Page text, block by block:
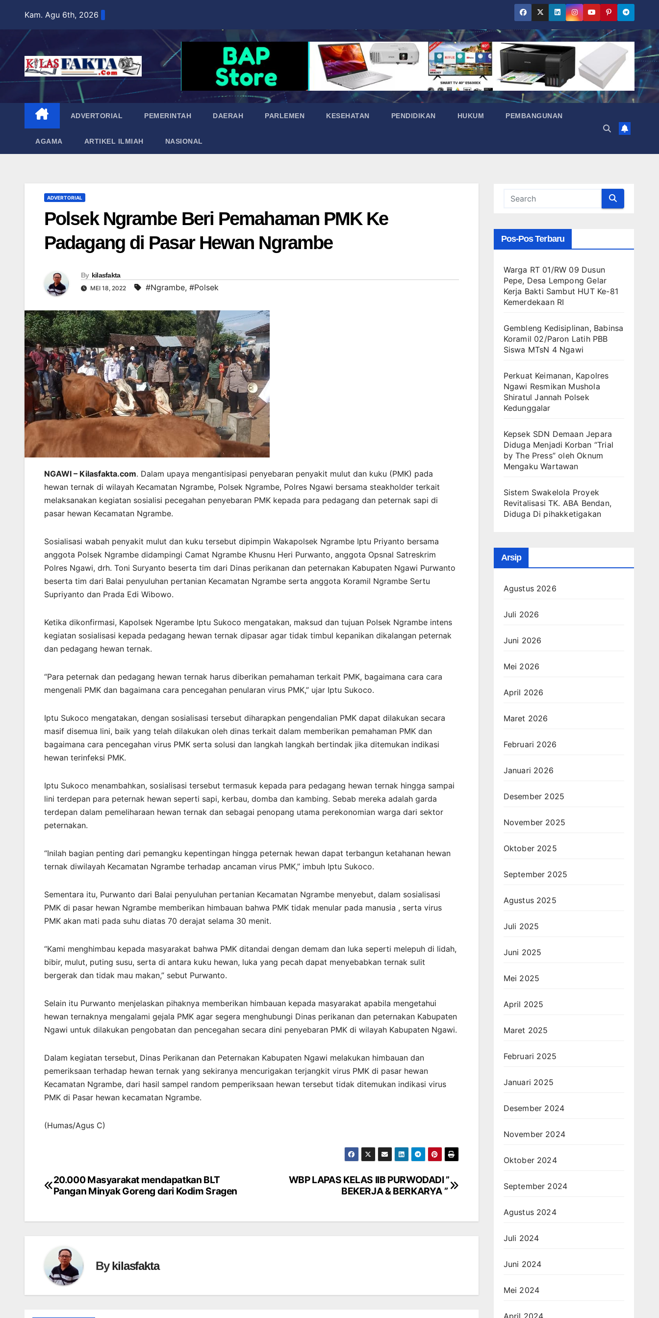
content
Kam. Agu 6th, 2026
ADVERTORIAL PEMERINTAH DAERAH PARLEMEN KESEHATAN PENDIDIKAN HUKUM PEMBANGUNAN
AGAMA ARTIKEL ILMIAH NASIONAL
ADVERTORIAL
Polsek Ngrambe Beri Pemahaman PMK Ke
Padagang di Pasar Hewan Ngrambe
By kilasfakta
MEI 18, 2022 #Ngrambe, #Polsek
NGAWI – Kilasfakta.com. Dalam upaya mengantisipasi penyebaran penyakit mulut dan kuku (PMK) pada
hewan ternak di wilayah Kecamatan Ngrambe, Polsek Ngrambe, Polres Ngawi bersama steakholder terkait
melaksanakan kegiatan sosialisi pecegahan penyebaran PMK kepada para pedagang dan peternak sapi di
pasar hewan Kecamatan Ngrambe.
Sosialisasi wabah penyakit mulut dan kuku tersebut dipimpin Wakapolsek Ngrambe Iptu Priyanto bersama
anggota Polsek Ngrambe didampingi Camat Ngrambe Khusnu Heri Purwanto, anggota Opsnal Satreskrim
Polres Ngawi, drh. Toni Suryanto beserta tim dari Dinas perikanan dan peternakan Kabupaten Ngawi Purwanto
beserta tim dari Balai penyuluhan pertanian Kecamatan Ngrambe serta anggota Koramil Ngrambe Sertu
Supriyanto dan Prada Edi Wibowo.
Ketika dikonfirmasi, Kapolsek Ngerambe Iptu Sukoco mengatakan, maksud dan tujuan Polsek Ngrambe intens
kegiatan sosialisasi kepada pedagang hewan ternak dipasar agar tidak timbul kepanikan dikalangan peternak
dan pedagang hewan ternak.
“Para peternak dan pedagang hewan ternak harus diberikan pemahaman terkait PMK, bagaimana cara cara
mengenali PMK dan bagaimana cara pencegahan penularan virus PMK,” ujar Iptu Sukoco.
Iptu Sukoco mengatakan, dengan sosialisasi tersebut diharapkan pengendalian PMK dapat dilakukan secara
masif disemua lini, baik yang telah dilakukan oleh dinas terkait dalam memberikan pemahaman PMK dan
bagaimana cara pencegahan virus PMK serta solusi dan langkah langkah bertindak jika ditemukan indikasi
hewan terinfeksi PMK.
Iptu Sukoco menambahkan, sosialisasi tersebut termasuk kepada para pedagang hewan ternak hingga sampai
lini terdepan para peternak hewan seperti sapi, kerbau, domba dan kambing. Sebab mereka adalah garda
terdepan dalam pemeliharaan hewan ternak dan sebagai penopang utama perekonomian warga dari sektor
peternakan.
“Inilah bagian penting dari pemangku kepentingan hingga peternak hewan dapat terbangun ketahanan hewan
ternak diwilayah Kecamatan Ngrambe terhadap ancaman virus PMK,” imbuh Iptu Sukoco.
Sementara itu, Purwanto dari Balai penyuluhan pertanian Kecamatan Ngrambe menyebut, dalam sosialisasi
PMK di pasar hewan Ngrambe memberikan himbauan bahwa PMK tidak menular pada manusia , serta virus
PMK akan mati pada suhu diatas 70 derajat selama 30 menit.
“Kami menghimbau kepada masyarakat bahwa PMK ditandai dengan demam dan luka seperti melepuh di lidah,
bibir, mulut, puting susu, serta di antara kuku hewan, luka yang pecah dapat menyebabkan ternak sulit
bergerak dan tidak mau makan,” sebut Purwanto.
Selain itu Purwanto menjelaskan pihaknya memberikan himbauan kepada masyarakat apabila mengetahui
hewan ternaknya mengalami gejala PMK agar segera menghubungi Dinas perikanan dan peternakan Kabupaten
Ngawi untuk dilakukan pengobatan dan pencegahan secara dini penyebaran PMK di wilayah Kabupaten Ngawi.
Dalam kegiatan tersebut, Dinas Perikanan dan Peternakan Kabupaten Ngawi melakukan himbauan dan
pemeriksaan terhadap hewan ternak yang sekiranya mencurigakan terjangkit virus PMK di pasar hewan
Kecamatan Ngrambe, dari hasil sampel random pemperiksaan hewan tersebut tidak ditemukan indikasi virus
PMK di Pasar hewan kecamatan Ngrambe.
(Humas/Agus C)
Navigasi
WBP LAPAS KELAS IIB PURWODADI ”
BEKERJA & BERKARYA ”
20.000 Masyarakat mendapatkan BLT
Pangan Minyak Goreng dari Kodim Sragen
Bykilasfakta
Pos-Pos Terbaru
Warga RT 01/RW 09 Dusun
Pepe, Desa Lempong Gelar
Kerja Bakti Sambut HUT Ke-81
Kemerdekaan RI
Gembleng Kedisiplinan, Babinsa
Koramil 02/Paron Latih PBB
Siswa MTsN 4 Ngawi
Perkuat Keimanan, Kapolres
Ngawi Resmikan Mushola
Shiratul Jannah Polsek
Kedunggalar
Kepsek SDN Demaan Jepara
Diduga Menjadi Korban “Trial
by The Press” oleh Oknum
Mengaku Wartawan
Sistem Swakelola Proyek
Revitalisasi TK. ABA Bendan,
Diduga Di pihakketigakan
Arsip
Agustus 2026
Juli 2026
Juni 2026
Mei 2026
April 2026
Maret 2026
Februari 2026
Januari 2026
Desember 2025
November 2025
Oktober 2025
September 2025
Agustus 2025
Juli 2025
Juni 2025
Mei 2025
April 2025
Maret 2025
Februari 2025
Januari 2025
Desember 2024
November 2024
Oktober 2024
September 2024
Agustus 2024
Juli 2024
Juni 2024
Mei 2024
April 2024